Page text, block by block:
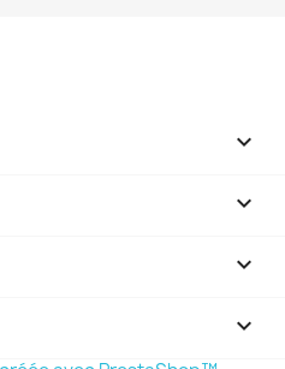



keyboard_arrow_down